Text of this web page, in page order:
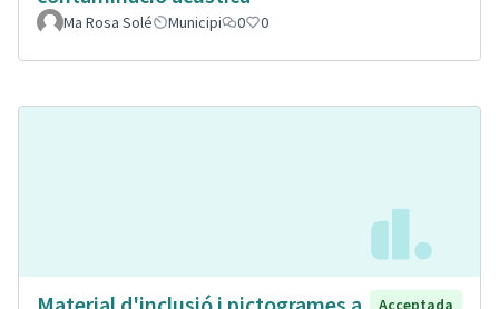
Ma Rosa Solé Municipi 0 0
Material d'inclusió i pictogrames a
Acceptada